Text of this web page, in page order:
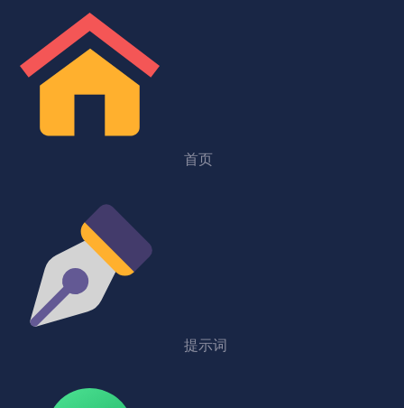
首页
提示词